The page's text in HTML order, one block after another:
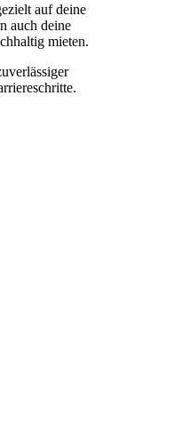
auf deine
auch deine
mieten.